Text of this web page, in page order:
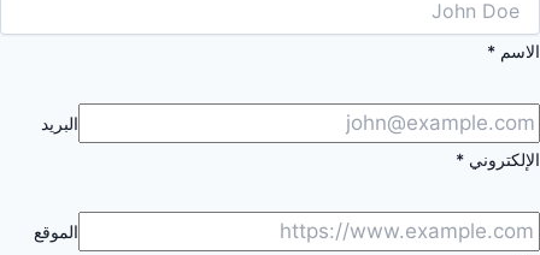
الاسم *
البريد
الإلكتروني *
الموقع